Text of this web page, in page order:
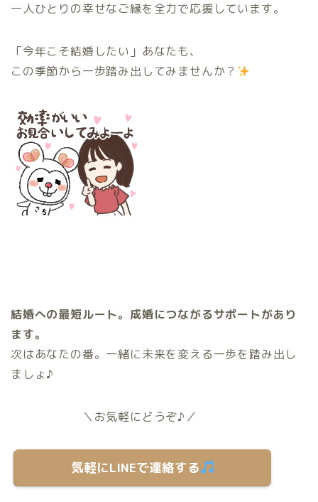
一人ひとりの幸せなご縁を全力で応援しています。
「今年こそ結婚したい」あなたも、
この季節から一歩踏み出してみませんか？
結婚への最短ルート。成婚につながるサポートがあり
ます。
次はあなたの番。一緒に未来を変える一歩を踏み出し
ましょ♪
＼お気軽にどうぞ♪／
気軽にLINEで連絡する